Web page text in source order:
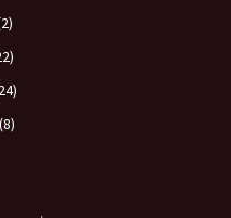
(8)